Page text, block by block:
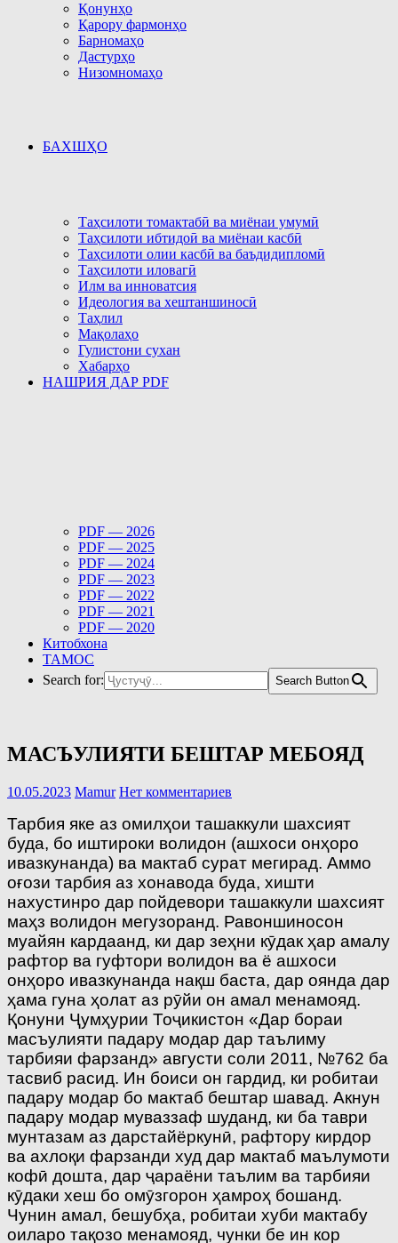
Қонунҳо
Қарору фармонҳо
Барномаҳо
Дастурҳо
Низомномаҳо
БАХШҲО
Таҳсилоти томактабӣ ва миёнаи умумӣ
Таҳсилоти ибтидоӣ ва миёнаи касбӣ
Таҳсилоти олии касбӣ ва баъдидипломӣ
Таҳсилоти иловагӣ
Илм ва инноватсия
Идеология ва хештаншиносӣ
Таҳлил
Мақолаҳо
Гулистони сухан
Хабарҳо
НАШРИЯ ДАР PDF
PDF — 2026
PDF — 2025
PDF — 2024
PDF — 2023
PDF — 2022
PDF — 2021
PDF — 2020
Китобхона
ТАМОС
Search for:
Search Button
МАСЪУЛИЯТИ БЕШТАР МЕБОЯД
10.05.2023 Mamur Нет комментариев
Тарбия яке аз омилҳои ташаккули шахсият
буда, бо иштироки волидон (ашхоси онҳоро
ивазкунанда) ва мактаб сурат мегирад. Аммо
оғози тарбия аз хонавода буда, хишти
нахустинро дар пойдевори ташаккули шахсият
маҳз волидон мегузоранд. Равоншиносон
муайян кардаанд, ки дар зеҳни кӯдак ҳар амалу
рафтор ва гуфтори волидон ва ё ашхоси
онҳоро ивазкунанда нақш баста, дар оянда дар
ҳама гуна ҳолат аз рӯйи он амал менамояд.
Қонуни Ҷумҳурии Тоҷикистон «Дар бораи
масъулияти падару модар дар таълиму
тарбияи фарзанд» августи соли 2011, №762 ба
тасвиб расид. Ин боиси он гардид, ки робитаи
падару модар бо мактаб бештар шавад. Акнун
падару модар муваззаф шуданд, ки ба таври
мунтазам аз дарстайёркунӣ, рафтору кирдор
ва ахлоқи фарзанди худ дар мактаб маълумоти
кофӣ дошта, дар ҷараёни таълим ва тарбияи
кӯдаки хеш бо омӯзгорон ҳамроҳ бошанд.
Чунин амал, бешубҳа, робитаи хуби мактабу
оиларо тақозо менамояд, чунки бе ин кор